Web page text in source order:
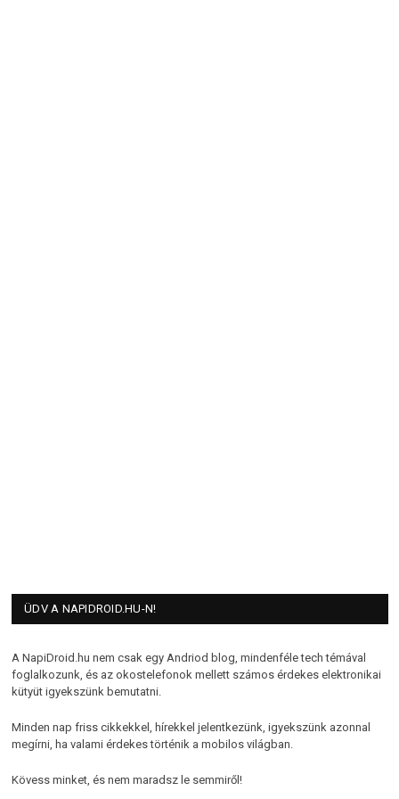
ÜDV A NAPIDROID.HU-N!
A NapiDroid.hu nem csak egy Andriod blog, mindenféle tech témával
foglalkozunk, és az okostelefonok mellett számos érdekes elektronikai
kütyüt igyekszünk bemutatni.
Minden nap friss cikkekkel, hírekkel jelentkezünk, igyekszünk azonnal
megírni, ha valami érdekes történik a mobilos világban.
Kövess minket, és nem maradsz le semmiről!